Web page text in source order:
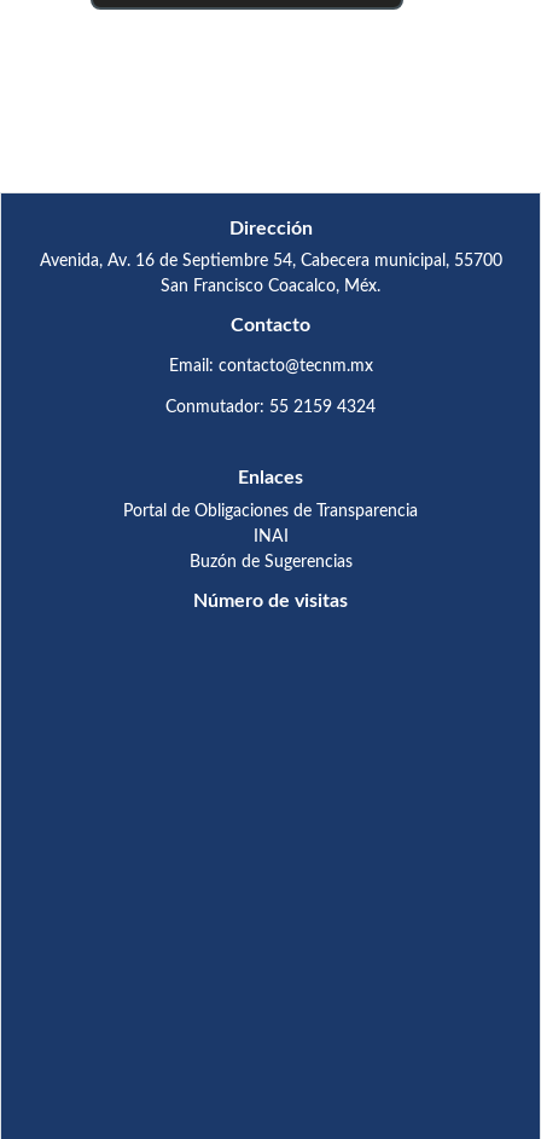
Dirección
Avenida, Av. 16 de Septiembre 54, Cabecera municipal, 55700
San Francisco Coacalco, Méx.
Contacto
Email: contacto@tecnm.mx
Conmutador: 55 2159 4324
Enlaces
Portal de Obligaciones de Transparencia
INAI
Buzón de Sugerencias
Número de visitas